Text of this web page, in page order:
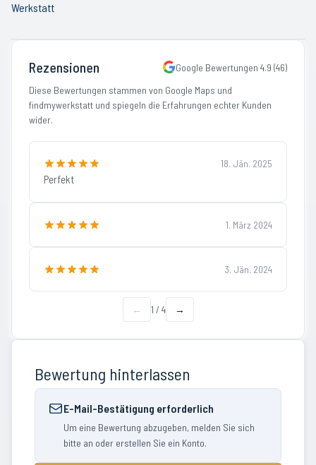
Werkstatt
Rezensionen Google Bewertungen 4.9 (46)
Diese Bewertungen stammen von Google Maps und
findmywerkstatt und spiegeln die Erfahrungen echter Kunden
wider.
18. Jän. 2025
Perfekt
1. März 2024
3. Jän. 2024
← 1 / 4 →
Bewertung hinterlassen
E-Mail-Bestätigung erforderlich
Um eine Bewertung abzugeben, melden Sie sich
bitte an oder erstellen Sie ein Konto.